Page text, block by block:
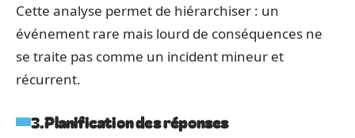
Cette analyse permet de hiérarchiser : un
événement rare mais lourd de conséquences ne
se traite pas comme un incident mineur et
récurrent.
3.Planification des réponses